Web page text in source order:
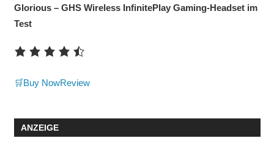
Glorious – GHS Wireless InfinitePlay Gaming-Headset im
Test
🛒Buy NowReview
ANZEIGE